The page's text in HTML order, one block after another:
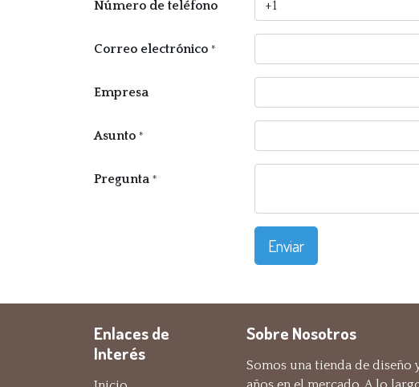
Número de teléfono
Correo electrónico *
Empresa
Asunto *
Pregunta *
Enviar
Enlaces de
Interés
Sobre Nosotros
Somos una tienda de diseño